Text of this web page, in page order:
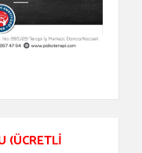
(ÜCRETLI